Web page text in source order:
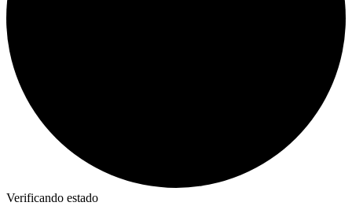
Verificando estado